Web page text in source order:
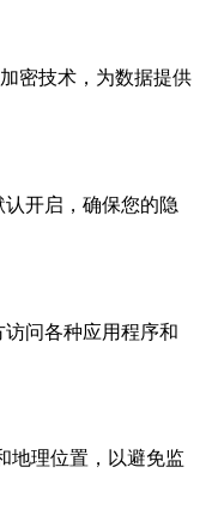
密技术，为数据提供
开启，确保您的隐
问各种应用程序和
地理位置，以避免监